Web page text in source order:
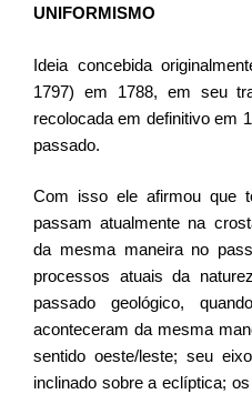
UNIFORMISMO
​Ideia concebida
1797) em 1788, em seu
recolocada em definitivo em
passado.
Com isso ele afirmou que
passam atualmente na
da mesma maneira no
processos atuais da
passado geológico,
aconteceram da mesma
sentido oeste/leste; seu
inclinado sobre a eclíptica;